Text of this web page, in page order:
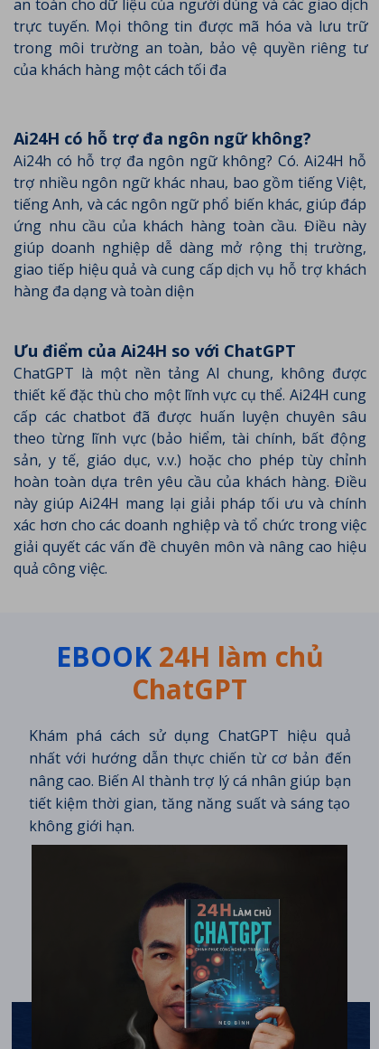
an toàn cho dữ liệu của người dùng và các giao dịch
trực tuyến. Mọi thông tin được mã hóa và lưu trữ
trong môi trường an toàn, bảo vệ quyền riêng tư
của khách hàng một cách tối đa
Ai24H có hỗ trợ đa ngôn ngữ không?
Ai24h có hỗ trợ đa ngôn ngữ không? Có. Ai24H hỗ
trợ nhiều ngôn ngữ khác nhau, bao gồm tiếng Việt,
tiếng Anh, và các ngôn ngữ phổ biến khác, giúp đáp
ứng nhu cầu của khách hàng toàn cầu. Điều này
giúp doanh nghiệp dễ dàng mở rộng thị trường,
giao tiếp hiệu quả và cung cấp dịch vụ hỗ trợ khách
hàng đa dạng và toàn diện
Ưu điểm của Ai24H so với ChatGPT
ChatGPT là một nền tảng AI chung, không được
thiết kế đặc thù cho một lĩnh vực cụ thể. Ai24H cung
cấp các chatbot đã được huấn luyện chuyên sâu
theo từng lĩnh vực (bảo hiểm, tài chính, bất động
sản, y tế, giáo dục, v.v.) hoặc cho phép tùy chỉnh
hoàn toàn dựa trên yêu cầu của khách hàng. Điều
này giúp Ai24H mang lại giải pháp tối ưu và chính
xác hơn cho các doanh nghiệp và tổ chức trong việc
giải quyết các vấn đề chuyên môn và nâng cao hiệu
quả công việc.
Khám phá cách sử dụng ChatGPT hiệu quả
nhất với hướng dẫn thực chiến từ cơ bản đến
nâng cao. Biến AI thành trợ lý cá nhân giúp bạn
tiết kiệm thời gian, tăng năng suất và sáng tạo
không giới hạn.
EBOOK 24H làm chủ
ChatGPT